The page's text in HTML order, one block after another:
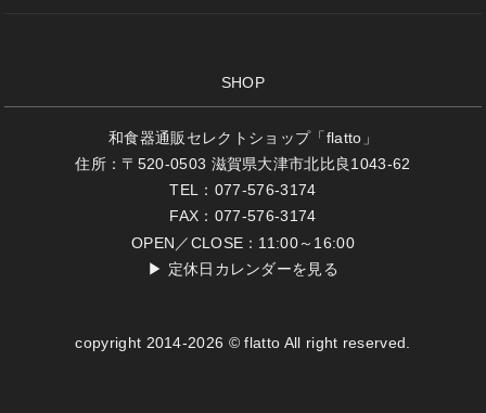
SHOP
和食器通販セレクトショップ「flatto」
住所：〒520-0503 滋賀県大津市北比良1043-62
TEL：077-576-3174
FAX：077-576-3174
OPEN／CLOSE：11:00～16:00
▶ 定休日カレンダーを見る
copyright 2014-2026 © flatto All right reserved.